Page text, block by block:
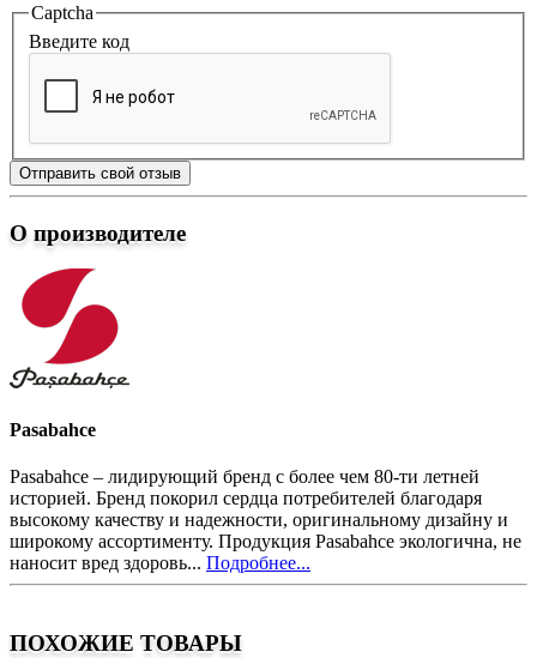
Captcha
Введите код
Отправить свой отзыв
О производителе
Pasabahce
Pasabahce – лидирующий бренд с более чем 80-ти летней
историей. Бренд покорил сердца потребителей благодаря
высокому качеству и надежности, оригинальному дизайну и
широкому ассортименту. Продукция Pasabahce экологична, не
наносит вред здоровь... Подробнее...
ПОХОЖИЕ ТОВАРЫ